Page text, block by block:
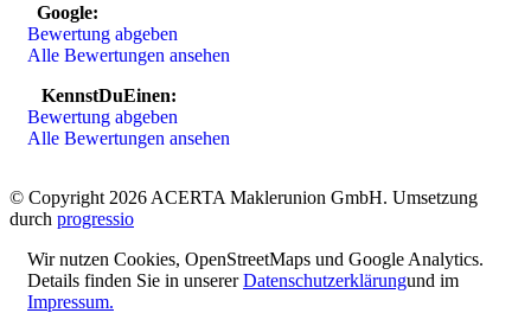
Google:
Bewertung abgeben
Alle Bewertungen ansehen
KennstDuEinen:
Bewertung abgeben
Alle Bewertungen ansehen
© Copyright 2026 ACERTA Maklerunion GmbH. Umsetzung
durch progressio
Wir nutzen Cookies, Open­Street­Maps und Google Analytics.
Details finden Sie in unsererDatenschutzerklärungund im
Impressum.